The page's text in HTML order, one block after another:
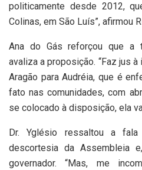
politicamente desde 2012,
Colinas, em São Luís”, afirmou
Ana do Gás reforçou que a
avaliza a proposição. “Faz jus
Aragão para Audréia, que é
fato nas comunidades, com
se colocado à disposição, ela
Dr. Yglésio ressaltou a
descortesia da Assembleia
governador. “Mas, me